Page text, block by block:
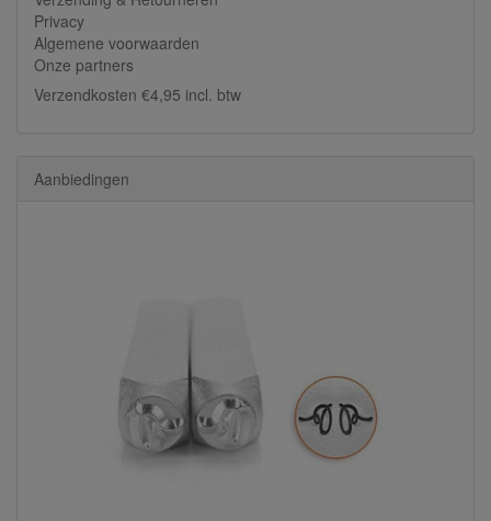
Privacy
Algemene voorwaarden
Onze partners
Verzendkosten €4,95 incl. btw
Aanbiedingen